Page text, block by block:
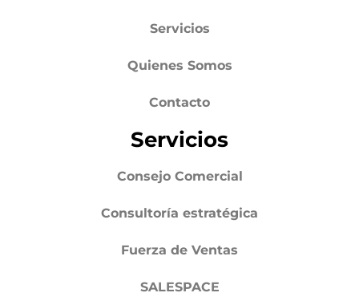
Servicios
Quienes Somos
Contacto
Servicios
Consejo Comercial
Consultoría estratégica
Fuerza de Ventas
SALESPACE